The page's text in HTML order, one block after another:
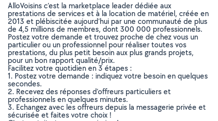
AlloVoisins c’est la marketplace leader dédiée aux
prestations de services et à la location de matériel, créée en
2013 et plébiscitée aujourd’hui par une communauté de plus
de 4,5 millions de membres, dont 300 000 professionnels.
Postez votre demande et trouvez proche de chez vous un
particulier ou un professionnel pour réaliser toutes vos
prestations, du plus petit besoin aux plus grands projets,
pour un bon rapport qualité/prix.
Facilitez votre quotidien en 3 étapes :
1. Postez votre demande : indiquez votre besoin en quelques
secondes.
2. Recevez des réponses d’offreurs particuliers et
professionnels en quelques minutes.
3. Echangez avec les offreurs depuis la messagerie privée et
sécurisée et faites votre choix !